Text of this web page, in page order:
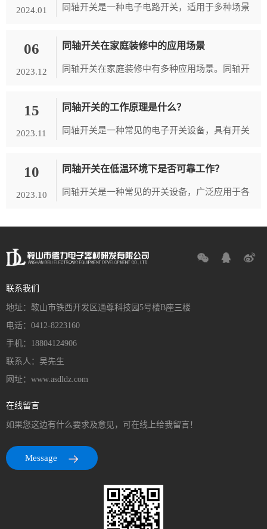
2024.01 同轴开关是一种电子电路开关，适用于多种场景
同轴开关常用于通信系统中，如无...
06
2023.12
同轴开关在家庭装修中的应用场景
同轴开关在家庭装修中有多种应用场景。同轴开
具有简单、方便、美观等特点，因此...
15
2023.11
同轴开关的工作原理是什么？
同轴开关是一种常见的电子开关设备，具有开关
段内外导体组成，内导体直径稍小于...
10
2023.10
同轴开关在低温环境下是否可靠工作？
同轴开关是一种常见的开关设备，广泛应用于各
联系我们
地址：鞍山市铁西开发区通尊科技园5号楼B座三楼
电话：0412-8223160
手机：18804124906
联系人：吴先生
网址：www.asdldz.com
在线留言
如果您这边有什么要求及意见，可在线上给我留言！
Message